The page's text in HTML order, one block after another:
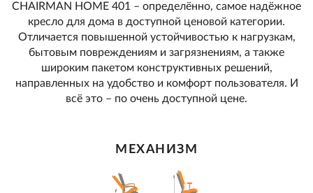
CHAIRMAN HOME 401 – определённо, самое надёжное
кресло для дома в доступной ценовой категории.
Отличается повышенной устойчивостью к нагрузкам,
бытовым повреждениям и загрязнениям, а также
широким пакетом конструктивных решений,
направленных на удобство и комфорт пользователя. И
всё это – по очень доступной цене.
МЕХАНИЗМ